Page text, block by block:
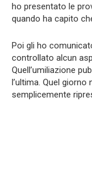
ho presentato le
quando ha capito
Poi gli ho
controllato alcun
Quell’umiliazione
l’ultima. Quel
semplicemente